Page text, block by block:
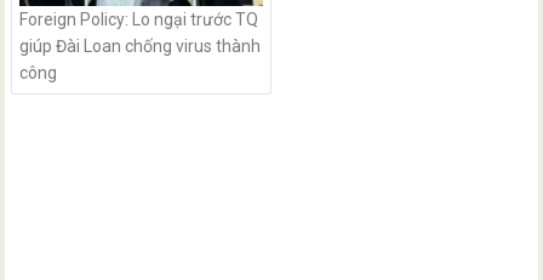
Foreign Policy: Lo ngại trước TQ
giúp Đài Loan chống virus thành
công